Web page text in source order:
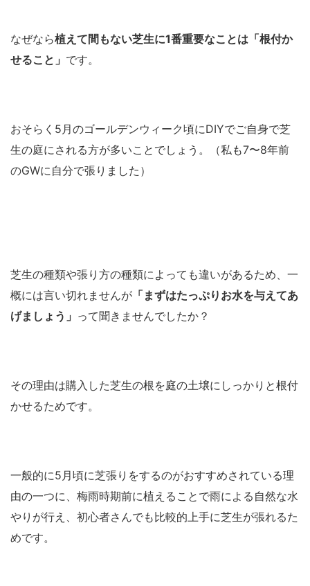
なぜなら植えて間もない芝生に1番重要なことは「根付か
せること」 です。
おそらく5月のゴールデンウィーク頃にDIYでご自身で芝
生の庭にされる方が多いことでしょう。（私も7〜8年前
のGWに自分で張りました）
芝生の種類や張り方の種類によっても違いがあるため、一
概には言い切れませんが 「まずはたっぷりお水を与えてあ
げましょう」 って聞きませんでしたか？
その理由は購入した芝生の根を庭の土壌にしっかりと根付
かせるためです。
一般的に5月頃に芝張りをするのがおすすめされている理
由の一つに、梅雨時期前に植えることで雨による自然な水
やりが行え、初心者さんでも比較的上手に芝生が張れるた
めです。